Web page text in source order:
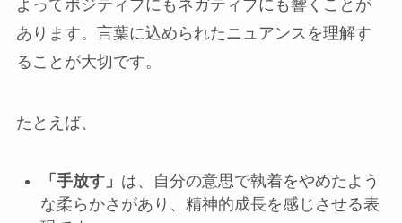
よってポジティブにもネガティブにも響くことが
あります。言葉に込められたニュアンスを理解す
ることが大切です。
たとえば、
「手放す」 は、自分の意思で執着をやめたよう
な柔らかさがあり、精神的成長を感じさせる表